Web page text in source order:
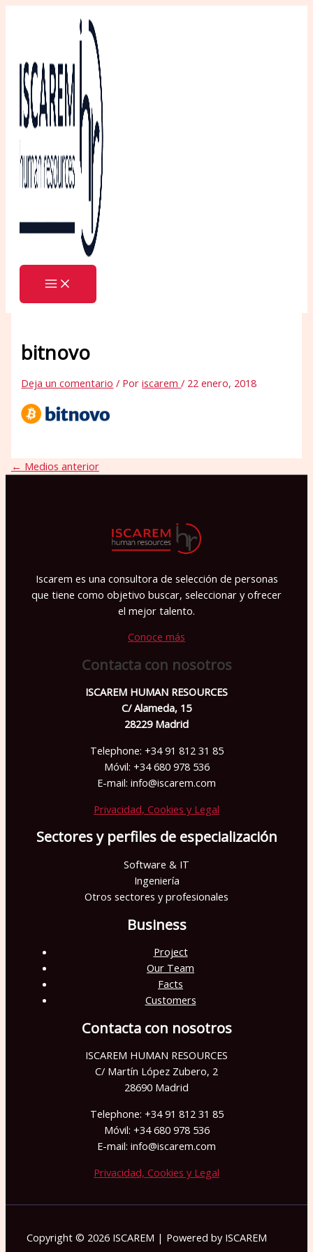
bitnovo
Deja un comentario / Poriscarem/ 22 enero, 2018
← Medios anterior
Iscarem es una consultora de selección de personas
que tiene como objetivo buscar, seleccionar y ofrecer
el mejor talento.
Conoce más
Contacta con nosotros
ISCAREM HUMAN RESOURCES
C/ Alameda, 15
28229 Madrid
Telephone: +34 91 812 31 85
Móvil: +34 680 978 536
E-mail: info@iscarem.com
Privacidad, Cookies y Legal
Sectores y perfiles de especialización
Software & IT
Ingeniería
Otros sectores y profesionales
Business
Project
Our Team
Facts
Customers
Contacta con nosotros
ISCAREM HUMAN RESOURCES
C/ Martín López Zubero, 2
28690 Madrid
Telephone: +34 91 812 31 85
Móvil: +34 680 978 536
E-mail: info@iscarem.com
Privacidad, Cookies y Legal
Copyright © 2026 ISCAREM | Powered by ISCAREM